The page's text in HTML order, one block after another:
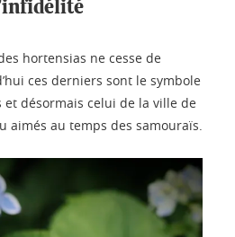
hortensias ne cesse de
ces derniers sont le symbole
et désormais celui de la ville de
aimés au temps des samouraïs.